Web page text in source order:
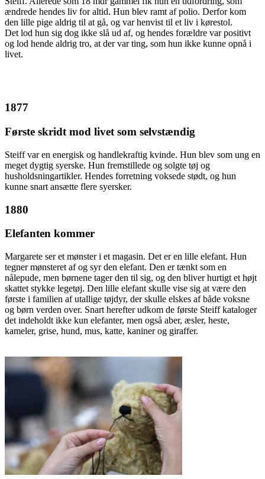
ændrede hendes liv for altid. Hun blev ramt af polio. Derfor kom
den lille pige aldrig til at gå, og var henvist til et liv i kørestol.
Det lod hun sig dog ikke slå ud af, og hendes forældre var positivt
og lod hende aldrig tro, at der var ting, som hun ikke kunne opnå i
livet.
1877
Første skridt mod livet som selvstændig
Steiff var en energisk og handlekraftig kvinde. Hun blev som ung en
meget dygtig syerske. Hun fremstillede og solgte tøj og
husholdsningartikler. Hendes forretning voksede stødt, og hun
kunne snart ansætte flere syersker.
1880
Elefanten kommer
Margarete ser et mønster i et magasin. Det er en lille elefant. Hun
tegner mønsteret af og syr den elefant. Den er tænkt som en
nålepude, men børnene tager den til sig, og den bliver hurtigt et højt
skattet stykke legetøj. Den lille elefant skulle vise sig at være den
første i familien af utallige tøjdyr, der skulle elskes af både voksne
og børn verden over.​​​​​​​​ Snart herefter udkom de første Steiff kataloger
det indeholdt ikke kun elefanter, men også aber, æsler, heste,
kameler, grise, hund, mus, katte, kaniner og giraffer.